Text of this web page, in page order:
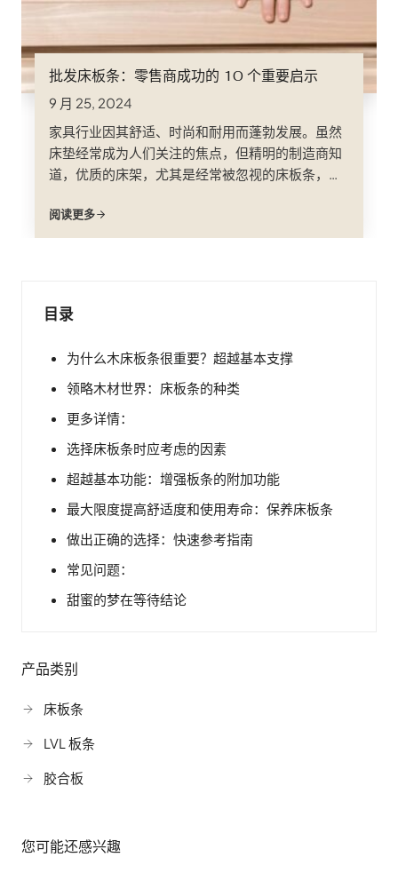
批发床板条：零售商成功的 10 个重要启示
9 月 25, 2024
家具行业因其舒适、时尚和耐用而蓬勃发展。虽然
床垫经常成为人们关注的焦点，但精明的制造商知
道，优质的床架，尤其是经常被忽视的床板条，在
确的床板供应商可以使床在下垂和变形之间做出选
择。
阅读更多
目录
为什么木床板条很重要？超越基本支撑
领略木材世界：床板条的种类
更多详情：
选择床板条时应考虑的因素
超越基本功能：增强板条的附加功能
最大限度提高舒适度和使用寿命：保养床板条
做出正确的选择：快速参考指南
常见问题：
甜蜜的梦在等待结论
产品类别
床板条
LVL 板条
胶合板
您可能还感兴趣